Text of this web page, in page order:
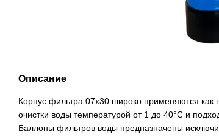
Описание
Корпус фильтра 07x30 широко применяются
очистки воды температурой от 1 до 40°C и
Баллоны фильтров воды предназначены